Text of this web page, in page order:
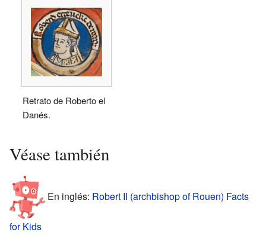
Retrato de Roberto el
Danés.
Véase también
En inglés: Robert II (archbishop of Rouen) Facts
for Kids